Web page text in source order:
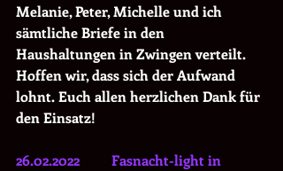
Melanie, Peter, Michelle und ich
sämtliche Briefe in den
Haushaltungen in Zwingen verteilt.
Hoffen wir, dass sich der Aufwand
lohnt. Euch allen herzlichen Dank für
den Einsatz!
26.02.2022         Fasnacht-light in